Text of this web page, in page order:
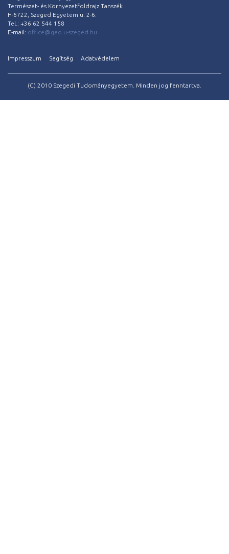
Természet- és Környezetföldrajz Tanszék
H-6722, Szeged Egyetem u. 2-6.
Tel.: +36 62 544 158
E-mail: office@geo.u-szeged.hu
Impresszum Segítség Adatvédelem
(C) 2010 Szegedi Tudományegyetem. Minden jog fenntartva.